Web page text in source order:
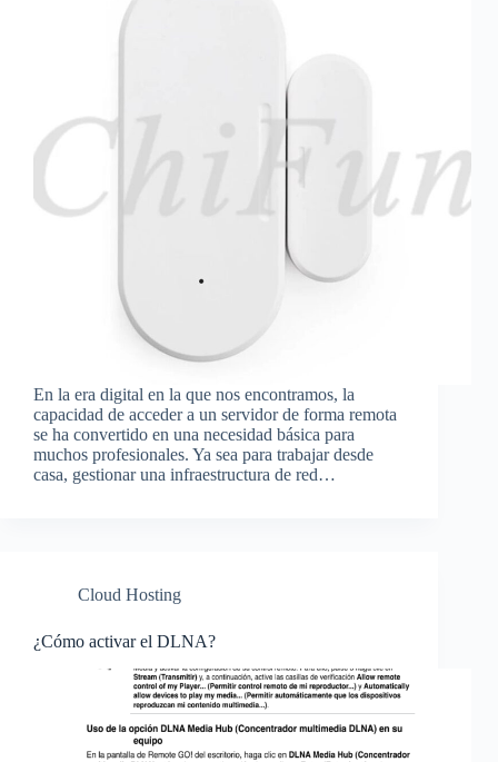
En la era digital en la que nos encontramos, la
capacidad de acceder a un servidor de forma remota
se ha convertido en una necesidad básica para
muchos profesionales. Ya sea para trabajar desde
casa, gestionar una infraestructura de red…
Cloud Hosting
¿Cómo activar el DLNA?